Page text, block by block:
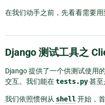
在我们动手之前，先看看需要用
Django 测试工具之
Django 提供了一个供测试使用的
交互。我们能在tests.py甚至
我们依照惯例从 shell开始，